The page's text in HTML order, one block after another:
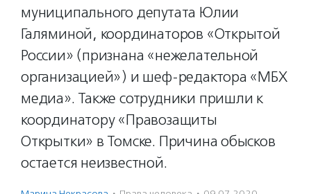
муниципального депутата Юлии
Галяминой, координаторов «Открытой
России» (признана «нежелательной
организацией») и шеф-редактора «МБХ
медиа». Также сотрудники пришли к
координатору «Правозащиты
Открытки» в Томске. Причина обысков
остается неизвестной.